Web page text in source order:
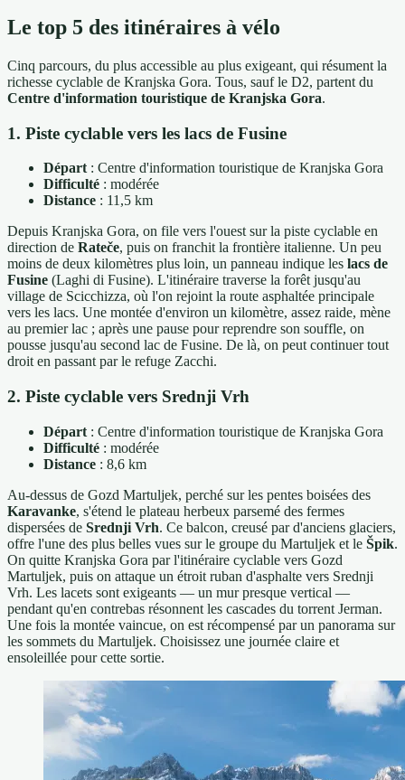
Le top 5 des itinéraires à vélo
Cinq parcours, du plus accessible au plus exigeant, qui résument la
richesse cyclable de Kranjska Gora. Tous, sauf le D2, partent du
Centre d'information touristique de Kranjska Gora.
1. Piste cyclable vers les lacs de Fusine
Départ : Centre d'information touristique de Kranjska Gora
Difficulté : modérée
Distance : 11,5 km
Depuis Kranjska Gora, on file vers l'ouest sur la piste cyclable en
direction de Rateče, puis on franchit la frontière italienne. Un peu
moins de deux kilomètres plus loin, un panneau indique les lacs de
Fusine (Laghi di Fusine). L'itinéraire traverse la forêt jusqu'au
village de Scicchizza, où l'on rejoint la route asphaltée principale
vers les lacs. Une montée d'environ un kilomètre, assez raide, mène
au premier lac ; après une pause pour reprendre son souffle, on
pousse jusqu'au second lac de Fusine. De là, on peut continuer tout
droit en passant par le refuge Zacchi.
2. Piste cyclable vers Srednji Vrh
Départ : Centre d'information touristique de Kranjska Gora
Difficulté : modérée
Distance : 8,6 km
Au-dessus de Gozd Martuljek, perché sur les pentes boisées des
Karavanke, s'étend le plateau herbeux parsemé des fermes
dispersées de Srednji Vrh. Ce balcon, creusé par d'anciens glaciers,
offre l'une des plus belles vues sur le groupe du Martuljek et le Špik.
On quitte Kranjska Gora par l'itinéraire cyclable vers Gozd
Martuljek, puis on attaque un étroit ruban d'asphalte vers Srednji
Vrh. Les lacets sont exigeants — un mur presque vertical —
pendant qu'en contrebas résonnent les cascades du torrent Jerman.
Une fois la montée vaincue, on est récompensé par un panorama sur
les sommets du Martuljek. Choisissez une journée claire et
ensoleillée pour cette sortie.